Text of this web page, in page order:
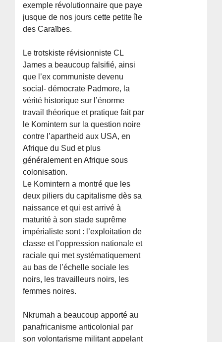
exemple révolutionnaire que paye
jusque de nos jours cette petite île
des Caraïbes.
Le trotskiste révisionniste CL
James a beaucoup falsifié, ainsi
que l’ex communiste devenu
social- démocrate Padmore, la
vérité historique sur l’énorme
travail théorique et pratique fait par
le Komintern sur la question noire
contre l’apartheid aux USA, en
Afrique du Sud et plus
généralement en Afrique sous
colonisation.
Le Komintern a montré que les
deux piliers du capitalisme dès sa
naissance et qui est arrivé à
maturité à son stade suprême
impérialiste sont : l’exploitation de
classe et l’oppression nationale et
raciale qui met systématiquement
au bas de l’échelle sociale les
noirs, les travailleurs noirs, les
femmes noires.
Nkrumah a beaucoup apporté au
panafricanisme anticolonial par
son volontarisme militant appelant